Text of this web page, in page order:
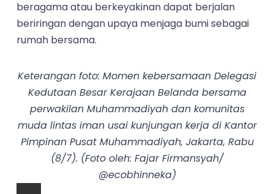
beragama atau berkeyakinan dapat berjalan
beriringan dengan upaya menjaga bumi sebagai
rumah bersama.
Keterangan foto: Momen kebersamaan Delegasi
Kedutaan Besar Kerajaan Belanda bersama
perwakilan Muhammadiyah dan komunitas
muda lintas iman usai kunjungan kerja di Kantor
Pimpinan Pusat Muhammadiyah, Jakarta, Rabu
(8/7). (Foto oleh: Fajar Firmansyah/
@ecobhinneka)